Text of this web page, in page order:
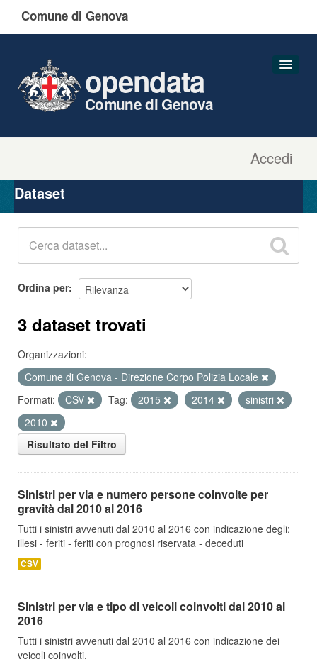
Comune di Genova
Accedi
opendata
Comune di Genova
Organizzazioni
Gruppi
Dataset
Ordina per
3 dataset trovati
Organizzazioni:
Comune di Genova - Direzione Corpo Polizia Locale
Formati:
CSV Tag: 2015 2014
sinistri
2010
Risultato del Filtro
Sinistri per via e numero persone coinvolte per
gravità dal 2010 al 2016
Tutti i sinistri avvenuti dal 2010 al 2016 con indicazione degli:
illesi - feriti - feriti con prognosi riservata - deceduti
CSV
Sinistri per via e tipo di veicoli coinvolti dal 2010 al
2016
Tutti i sinistri avvenuti dal 2010 al 2016 con indicazione dei
veicoli coinvolti.